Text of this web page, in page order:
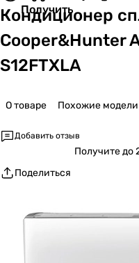
Получить
Кондиционер
Cooper&Hunter
S12FTXLA
О товаре Похожие модели
Добавить отзыв
Получитедо
Поделиться